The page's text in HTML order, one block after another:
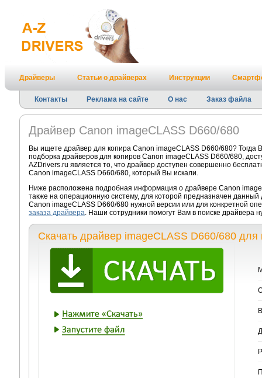
Драйверы Статьи о драйверах Инструкции
Контакты Реклама на сайте О нас Заказ файла
Драйвер Canon imageCLASS D660/680
Вы ищете драйвер для копира Canon imageCLASS D660/680?
подборка драйверов для копиров Canon imageCLASS D660/680,
AZDrivers.ru является то, что драйвер доступен совершенно
Canon imageCLASS D660/680, который Вы искали.
Ниже расположена подробная информация о драйвере Canon
также на операционную систему, для которой предназначен
Canon imageCLASS D660/680 нужной версии или для конкретной
заказа драйвера. Наши сотрудники помогут Вам в поиске
Скачать драйвер imageCLASS D660/680 для